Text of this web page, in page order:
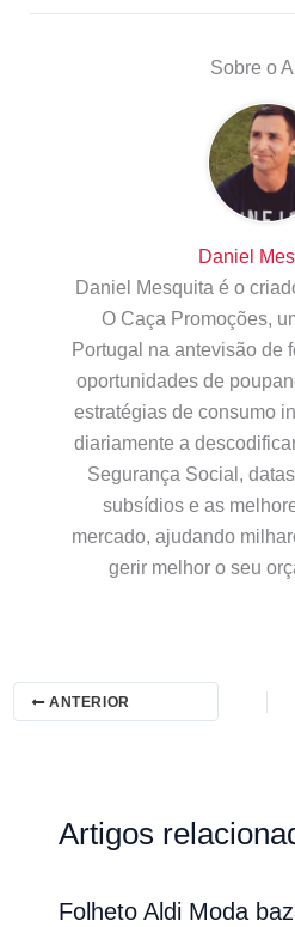
Sobre o
Daniel
Daniel Mesquita é o
O Caça Promoções,
Portugal na antevisão de
oportunidades de
estratégias de consumo
diariamente a
Segurança Social,
subsídios e as
mercado, ajudando
gerir melhor o seu
ANTERIOR
Artigos
Folheto Aldi Moda